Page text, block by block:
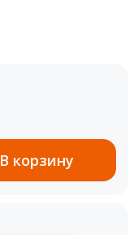
В корзину